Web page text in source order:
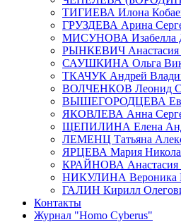
ТИГИЕВА Илона
ГРУЗДЕВА Арина
МИСУНОВА Изабелла
РЫНКЕВИЧ Анастасия
САУШКИНА Ольга
ТКАЧУК Андрей
ВОЛЧЕНКОВ Леонид
ВЫШЕГОРОДЦЕВА Ева
ЯКОВЛЕВА Анна
ЩЕПИЛИНА Елена
ЛЕМЕНЦ Татьяна
ЯРЦЕВА Мария
КРАЙНОВА Анастасия
НИКУЛИНА Вероника
ГАЛИН Кирилл
Контакты
Журнал "Homo Cyberus"